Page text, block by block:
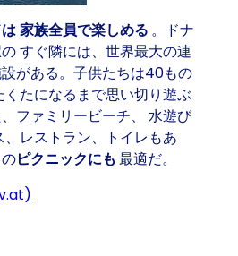
家族全員で楽しめる 。
ドナ
すぐ隣には、 世界最大の連
がある。子供たちは40もの
くたになるまで思い切り遊ぶ
ファミリービーチ、 水遊び
レストラン、トイレもあ
ピクニックにも 最適だ。